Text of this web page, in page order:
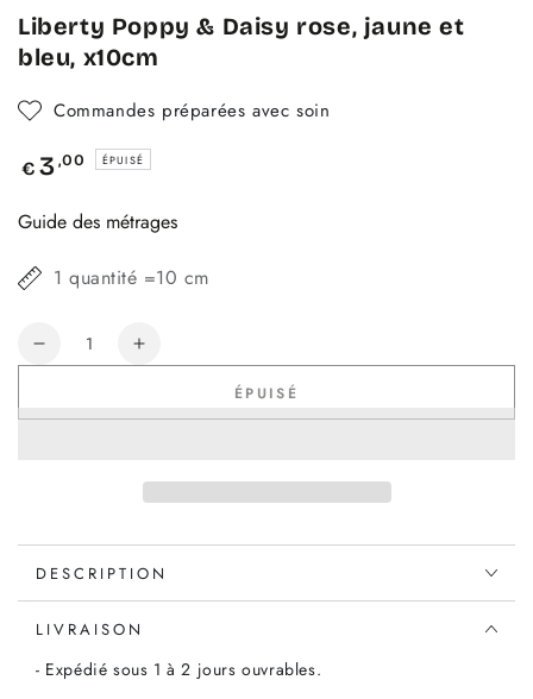
Liberty Poppy & Daisy rose, jaune et
bleu, x10cm
Commandes préparées avec soin
Prix
€ 3,00 ÉPUISÉ
Guide des métrages
1 quantité =10 cm
Quantité
Réduire
rose,
jaune
et
bleu,
Augmenter
Poppy
&amp;
rose,
jaune
et
bleu,
ÉPUISÉ
DESCRIPTION
LIVRAISON
- Expédié sous 1 à 2 jours ouvrables.